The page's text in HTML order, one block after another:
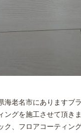
海老名市にありますブ
ングを施工させて頂き
ク、フロアコーティン